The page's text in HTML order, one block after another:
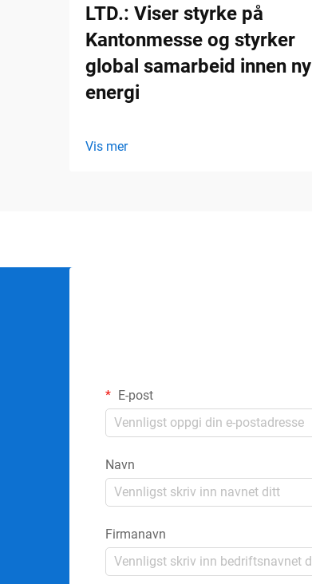
LTD.: Viser styrke på
Kantonmesse og styrker
global samarbeid innen ny
energi
Vis mer
E-post
Navn
Firmanavn